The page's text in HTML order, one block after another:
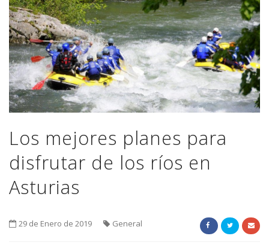
Los mejores planes para
disfrutar de los ríos en
Asturias
29 de Enero de 2019 General